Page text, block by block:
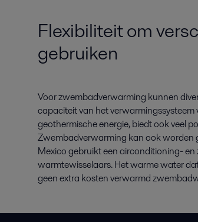
Flexibiliteit om
gebruiken
Voor zwembadverwarming kunnen
capaciteit van het
geothermische energie, biedt ook veel
Zwembadverwarming kan ook worden
Mexico gebruikt een airconditioning-
warmtewisselaars. Het warme water
geen extra kosten verwarmd